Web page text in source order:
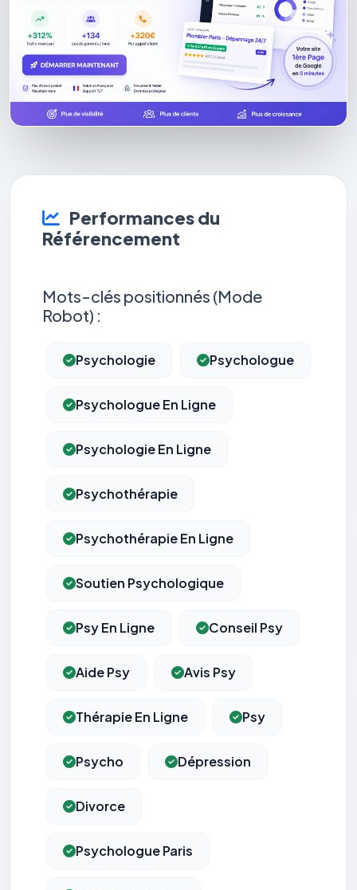
Performances du
Référencement
Mots-clés positionnés (Mode
Robot) :
Psychologie Psychologue
Psychologue En Ligne
Psychologie En Ligne
Psychothérapie
Psychothérapie En Ligne
Soutien Psychologique
Psy En Ligne Conseil Psy
Aide Psy Avis Psy
Thérapie En Ligne Psy
Psycho Dépression
Divorce
Psychologue Paris